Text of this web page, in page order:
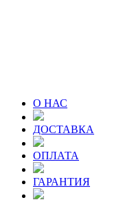
О НАС
ДОСТАВКА
ОПЛАТА
ГАРАНТИЯ